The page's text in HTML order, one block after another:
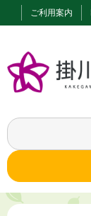
ご利用案内